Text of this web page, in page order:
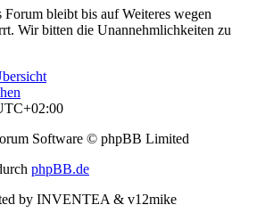
Forum bleibt bis auf Weiteres wegen
Wir bitten die Unannehmlichkeiten zu
Software © phpBB Limited
phpBB.de
by INVENTEA & v12mike